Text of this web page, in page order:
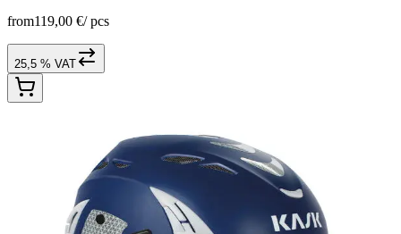
from119,00 €/ pcs
25,5 % VAT